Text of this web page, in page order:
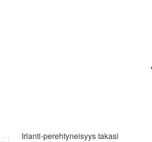
Irlanti-perehtyneisyys takasi